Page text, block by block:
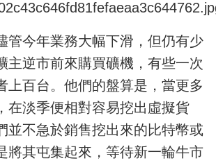
管今年業務大幅下滑，但仍有少
主逆市前來購買礦機，有些一次
上百台。他們的盤算是，當更多
在淡季便相對容易挖出虛擬貨
並不急於銷售挖出來的比特幣或
將其屯集起來，等待新一輪牛市